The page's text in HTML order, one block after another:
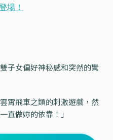
子女偏好神秘感和突然的驚
霄飛車之類的刺激遊戲，然
直做妳的依靠！」